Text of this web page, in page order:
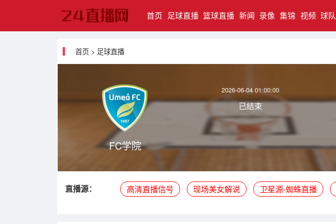
首页 (current)
足球直播 篮球直播 新闻 录像 集锦 视频 球队
首页 > 足球直播
FC学院
2026-06-04 01:00:00
已结束
直播源： 高清直播信号 现场美女解说 卫星源-蜘蛛直播